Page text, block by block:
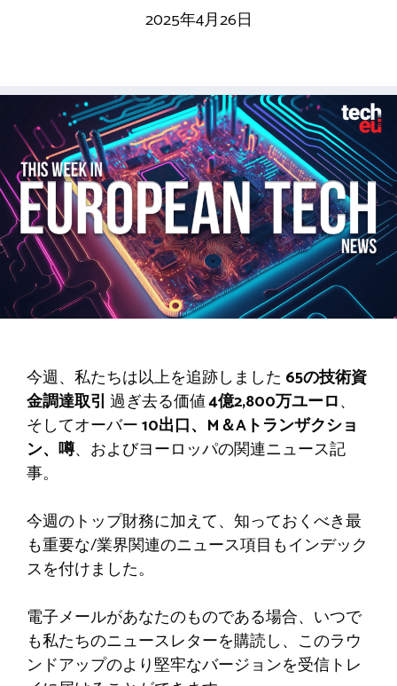
2025年4月26日
今週、私たちは以上を追跡しました 65の技術資
金調達取引 過ぎ去る価値4億2,800万ユーロ、
そしてオーバー10出口、M＆Aトランザクショ
ン、噂、およびヨーロッパの関連ニュース記
事。
今週のトップ財務に加えて、知っておくべき最
も重要な/業界関連のニュース項目もインデック
スを付けました。
電子メールがあなたのものである場合、いつで
も私たちのニュースレターを購読し、このラウ
ンドアップのより堅牢なバージョンを受信トレ